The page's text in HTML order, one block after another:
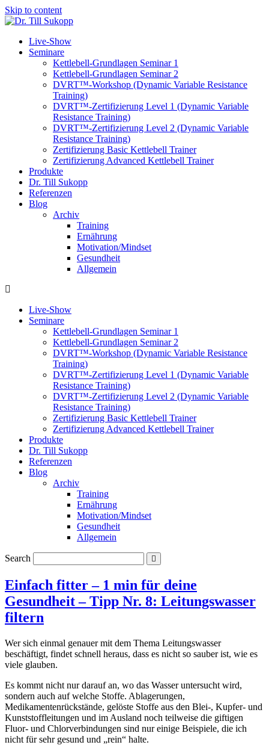
Skip to content
Live-Show
Seminare
Kettlebell-Grundlagen Seminar 1
Kettlebell-Grundlagen Seminar 2
DVRT™-Workshop (Dynamic Variable Resistance
Training)
DVRT™-Zertifizierung Level 1 (Dynamic Variable
Resistance Training)
DVRT™-Zertifizierung Level 2 (Dynamic Variable
Resistance Training)
Zertifizierung Basic Kettlebell Trainer
Zertifizierung Advanced Kettlebell Trainer
Produkte
Dr. Till Sukopp
Referenzen
Blog
Archiv
Training
Ernährung
Motivation/Mindset
Gesundheit
Allgemein
Live-Show
Seminare
Kettlebell-Grundlagen Seminar 1
Kettlebell-Grundlagen Seminar 2
DVRT™-Workshop (Dynamic Variable Resistance
Training)
DVRT™-Zertifizierung Level 1 (Dynamic Variable
Resistance Training)
DVRT™-Zertifizierung Level 2 (Dynamic Variable
Resistance Training)
Zertifizierung Basic Kettlebell Trainer
Zertifizierung Advanced Kettlebell Trainer
Produkte
Dr. Till Sukopp
Referenzen
Blog
Archiv
Training
Ernährung
Motivation/Mindset
Gesundheit
Allgemein
Search
Einfach fitter – 1 min für deine
Gesundheit – Tipp Nr. 8: Leitungswasser
filtern
Wer sich einmal genauer mit dem Thema Leitungswasser
beschäftigt, findet schnell heraus, dass es nicht so sauber ist, wie es
viele glauben.
Es kommt nicht nur darauf an, wo das Wasser untersucht wird,
sondern auch auf welche Stoffe. Ablagerungen,
Medikamentenrückstände, gelöste Stoffe aus den Blei-, Kupfer- und
Kunststoffleitungen und im Ausland noch teilweise die giftigen
Fluor- und Chlorverbindungen sind nur einige Beispiele, die ich
nicht für sehr gesund und „rein“ halte.